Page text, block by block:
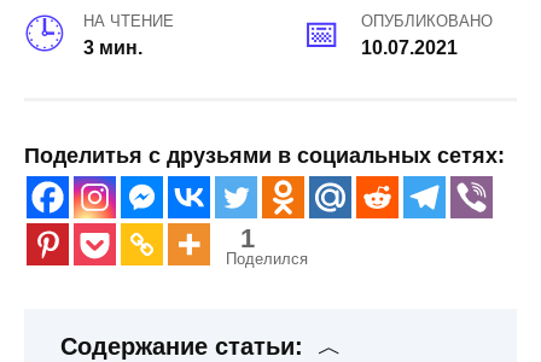
НА ЧТЕНИЕ
3 мин.
ОПУБЛИКОВАНО
10.07.2021
Поделитья с друзьями в социальных сетях:
1
Поделился
Содержание статьи: